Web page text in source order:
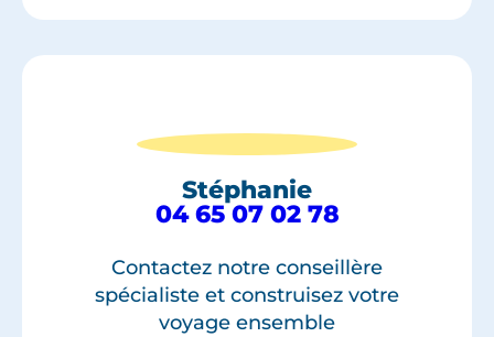
Stéphanie
04 65 07 02 78
Contactez notre conseillère
spécialiste et construisez votre
voyage ensemble